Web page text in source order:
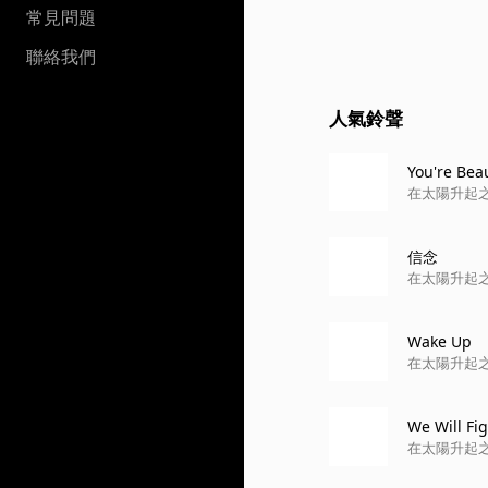
常見問題
聯絡我們
人氣鈴聲
You're
在太陽升起
信念
在太陽升起
Wake Up
在太陽升起
We Will
在太陽升起